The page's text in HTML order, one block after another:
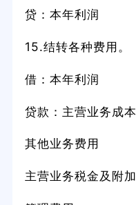
贷：本年利润
15.结转各种费用。
借：本年利润
贷款：主营业务成本
其他业务费用
主营业务税金及附加